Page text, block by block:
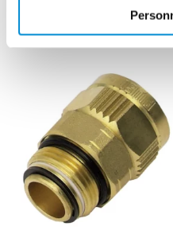
CES PRODUITS
INTERESSER